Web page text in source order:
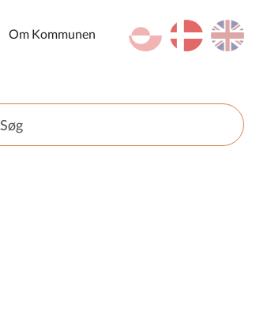
en
da
kl-GL
Om Kommunen